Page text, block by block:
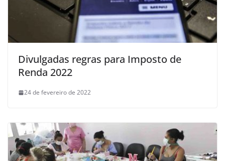
Divulgadas regras para Imposto de
Renda 2022
24 de fevereiro de 2022